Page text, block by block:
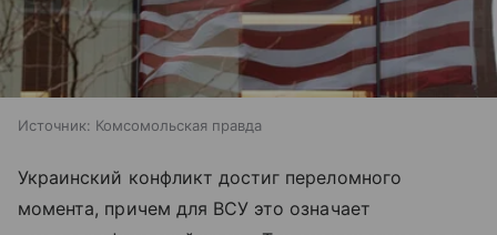
Источник: Комсомольская правда
Украинский конфликт достиг переломного
момента, причем для ВСУ это означает